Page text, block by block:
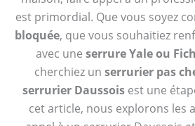
est primordial. Que vous soyez
bloquée, que vous souhaitiez
avec une serrure Yale ou
cherchiez un serrurier pas
serrurier Daussois est une
cet article, nous explorons les